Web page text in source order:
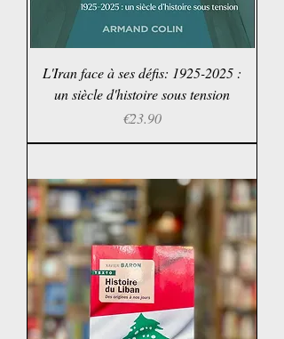
L'Iran face à ses défis: 1925-2025 :
un siècle d'histoire sous tension
Price
€23.90